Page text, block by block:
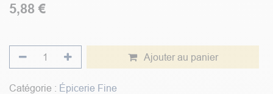
5,88 €
Ajouter au panier
Catégorie : Épicerie Fine